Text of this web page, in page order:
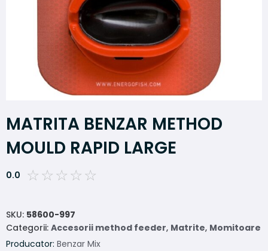
MATRITA BENZAR METHOD
MOULD RAPID LARGE
0.0 ☆ ☆ ☆ ☆ ☆
SKU: 58600-997
Categorii: Accesorii method feeder, Matrite, Momitoare
Producator: Benzar Mix